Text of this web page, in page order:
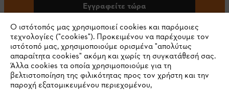
Εγγραφείτε τώρα
#STIHL
Ο ιστότοπός μας χρησιμοποιεί cookies και παρόμοιες
τεχνολογίες ("cookies"). Προκειμένου να παρέχουμε τον
ιστότοπό μας, χρησιμοποιούμε ορισμένα "απολύτως
απαραίτητα cookies" ακόμη και χωρίς τη συγκατάθεσή σας.
Άλλα cookies τα οποία χρησιμοποιούμε για τη
βελτιστοποίηση της φιλικότητας προς τον χρήστη και την
παροχή εξατομικευμένου περιεχομένου,